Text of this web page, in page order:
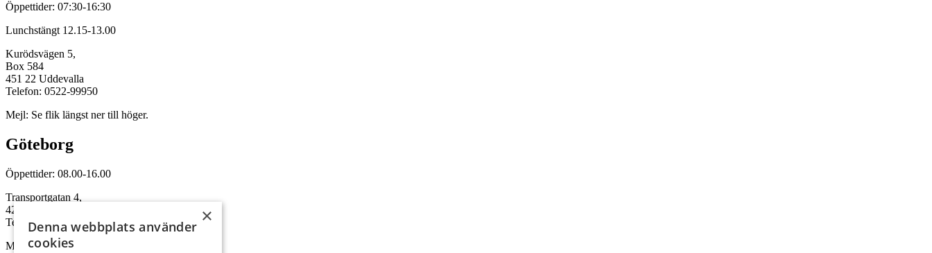
Öppettider: 07:30-16:30
Lunchstängt 12.15-13.00
Kurödsvägen 5,
Box 584
451 22 Uddevalla
Telefon: 0522-99950
Mejl: Se flik längst ner till höger.
Göteborg
Öppettider: 08.00-16.00
Transportgatan 4,
422 46 Hisings Backa
Telefon: 0708-115352
Mejl: Se flik längst ner till höger.
×
Denna webbplats använder
cookies